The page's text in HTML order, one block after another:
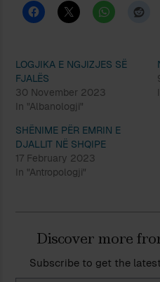
LOGJIKA E NGJIZJES SË
FJALËS
30 November 2023
In "Albanologji"
SHËNIME PËR EMRIN E
DJALLIT NË SHQIPE
17 February 2023
In "Antropologji"
Discover more
Subscribe to get the
Type your email…